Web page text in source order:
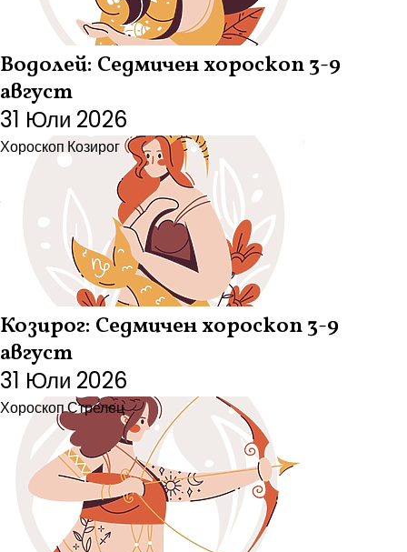
Водолей: Седмичен хороскоп 3-9
август
31 Юли 2026
Хороскоп Козирог
Козирог: Седмичен хороскоп 3-9
август
31 Юли 2026
ХороскопСтрелец